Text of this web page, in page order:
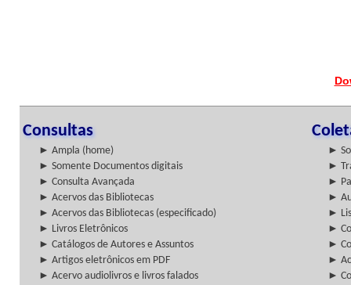
Consultas
► Ampla (home)
►
► Somente Documentos digitais
►
► Consulta Avançada
►
► Acervos das Bibliotecas
►
► Acervos das Bibliotecas (especificado)
►
► Livros Eletrônicos
►
► Catálogos de Autores e Assuntos
►
► Artigos eletrônicos em PDF
►
► Acervo audiolivros e livros falados
►